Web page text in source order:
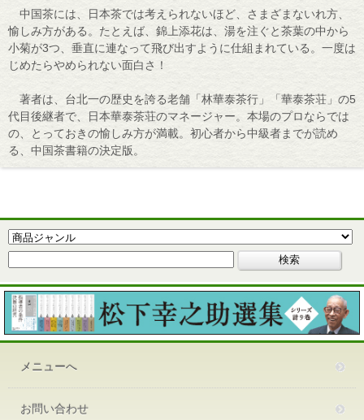
中国茶には、日本茶では考えられないほど、さまざまないれ方、
愉しみ方がある。たとえば、錦上添花は、湯を注ぐと茶葉の中から
小菊が3つ、垂直に連なって飛び出すように仕組まれている。一度は
じめたらやめられない面白さ！
著者は、台北一の歴史を誇る老舗「林華泰茶行」「華泰茶荘」の5
代目後継者で、日本華泰茶荘のマネージャー。本場のプロならでは
の、とっておきの愉しみ方が満載。初心者から中級者までが読め
る、中国茶書籍の決定版。
メニューへ
お問い合わせ